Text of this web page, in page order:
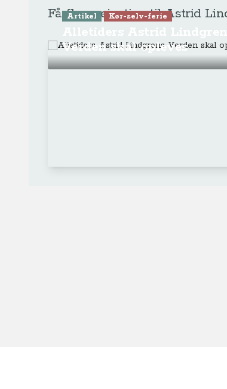
Få flere rejsetips til Astrid
Artikel Kør-selv-ferie
Verden skal opleves